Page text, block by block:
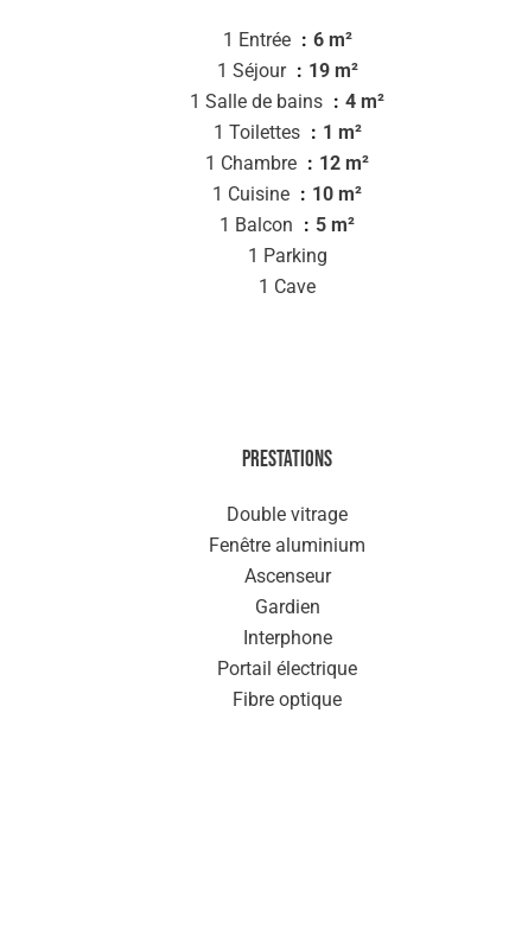
1 Entrée
6 m²
1 Séjour
19 m²
1 Salle de bains
4 m²
1 Toilettes
1 m²
1 Chambre
12 m²
1 Cuisine
10 m²
1 Balcon
5 m²
1 Parking
1 Cave
Prestations
Double vitrage
Fenêtre aluminium
Ascenseur
Gardien
Interphone
Portail électrique
Fibre optique